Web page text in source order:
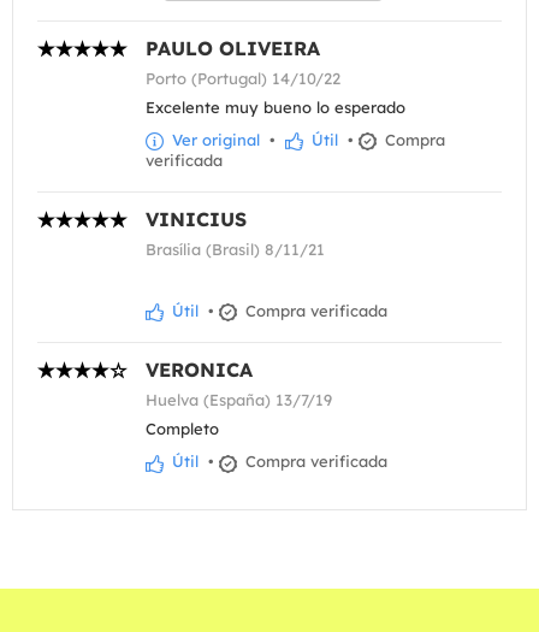
PAULO OLIVEIRA
Porto (Portugal) 14/10/22
Excelente muy bueno lo esperado
Ver original • Útil •
Compra
verificada
VINICIUS
Brasília (Brasil) 8/11/21
Útil • Compra verificada
VERONICA
Huelva (España) 13/7/19
Completo
Útil • Compra verificada